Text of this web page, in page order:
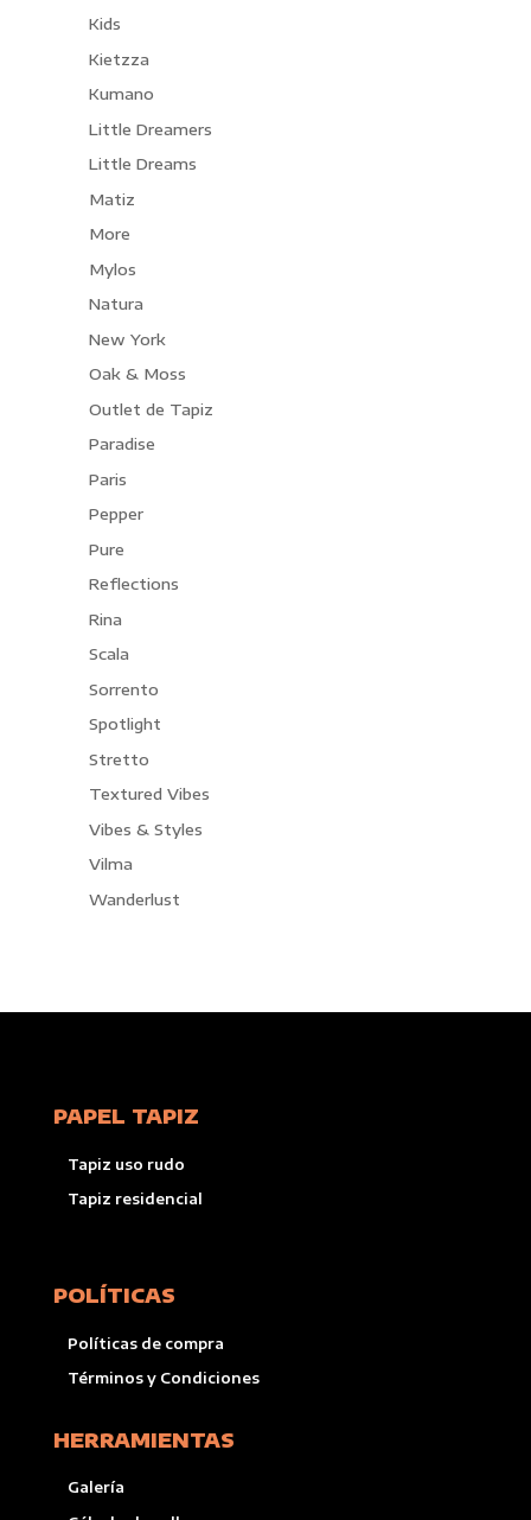
Kids
Kietzza
Kumano
Little Dreamers
Little Dreams
Matiz
More
Mylos
Natura
New York
Oak & Moss
Outlet de Tapiz
Paradise
Paris
Pepper
Pure
Reflections
Rina
Scala
Sorrento
Spotlight
Stretto
Textured Vibes
Vibes & Styles
Vilma
Wanderlust
PAPEL TAPIZ
Tapiz uso rudo
Tapiz residencial
POLÍTICAS
Políticas de compra
Términos y Condiciones
HERRAMIENTAS
Galería